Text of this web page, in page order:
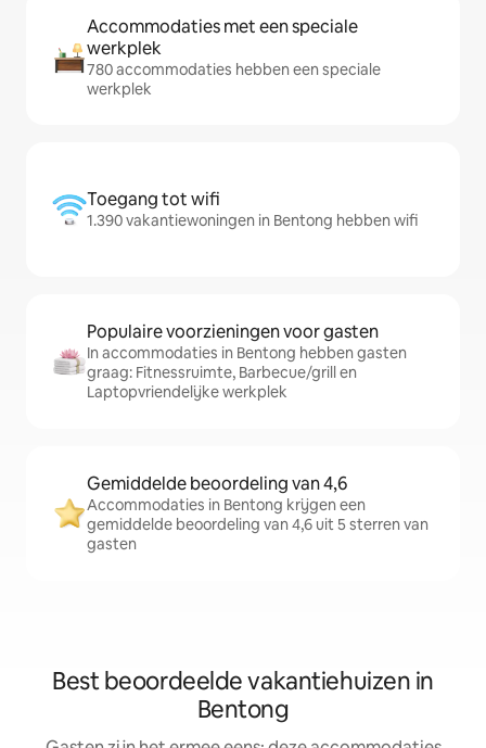
Accommodaties met een speciale
werkplek
780 accommodaties hebben een speciale
werkplek
Toegang tot wifi
1.390 vakantiewoningen in Bentong hebben wifi
Populaire voorzieningen voor gasten
In accommodaties in Bentong hebben gasten
graag: Fitnessruimte, Barbecue/grill en
Laptopvriendelijke werkplek
Gemiddelde beoordeling van 4,6
Accommodaties in Bentong krijgen een
gemiddelde beoordeling van 4,6 uit 5 sterren van
gasten
Best beoordeelde vakantiehuizen in
Bentong